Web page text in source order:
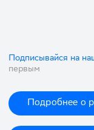
Подписывайся на
первым
Подробнее о